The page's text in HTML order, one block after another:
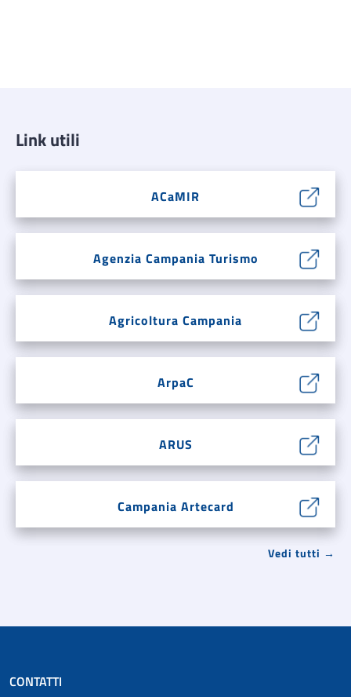
Link utili
ACaMIR
Agenzia Campania Turismo
Agricoltura Campania
ArpaC
ARUS
Campania Artecard
Vedi tutti →
CONTATTI